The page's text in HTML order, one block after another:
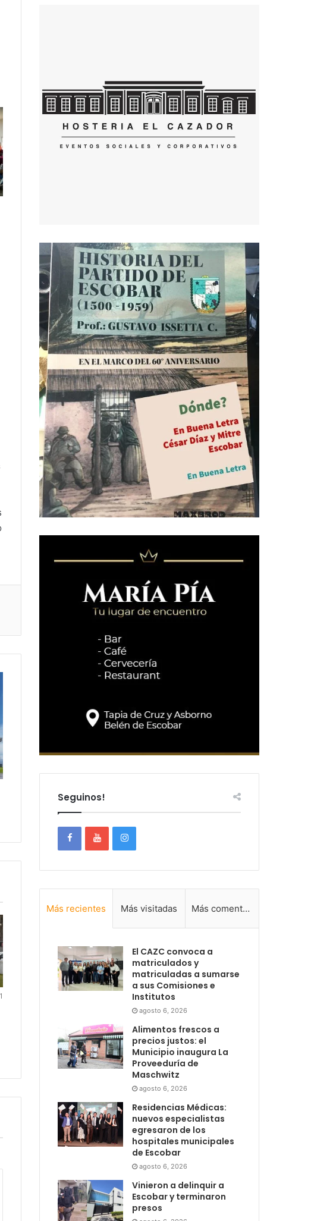
Seguinos!
Más recientes Más visitadas Más comentadas
El CAZC convoca a
matriculados y
matriculadas a sumarse
a sus Comisiones e
Institutos
agosto 6, 2026
Alimentos frescos a
precios justos: el
Municipio inaugura La
Proveeduría de
Maschwitz
agosto 6, 2026
Residencias Médicas:
nuevos especialistas
egresaron de los
hospitales municipales
de Escobar
agosto 6, 2026
Vinieron a delinquir a
Escobar y terminaron
presos